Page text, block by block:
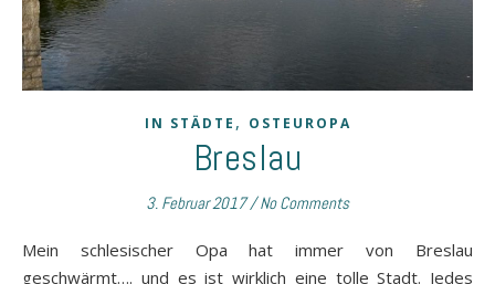
IN STÄDTE , OSTEUROPA
Breslau
3. Februar 2017 / No Comments
Mein schlesischer Opa hat immer von Breslau
geschwärmt…. und es ist wirklich eine tolle Stadt. Jedes